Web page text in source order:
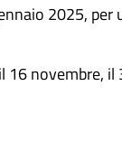
2025, per
novembre, il